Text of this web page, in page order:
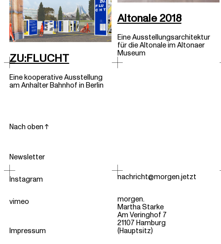
Altonale 2018
Eine Ausstellungsarchitektur
für die Altonale im Altonaer
Museum
ZU:FLUCHT
Eine kooperative Ausstellung
am Anhalter Bahnhof in Berlin
Impressum
Newsletter
Instagram
vimeo
nachricht@morgen.jetzt
morgen.
Martha Starke
Am Veringhof 7
21107 Hamburg
(Hauptsitz)
Nach oben ↑